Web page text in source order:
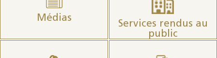
Médias
Services rendus au
public